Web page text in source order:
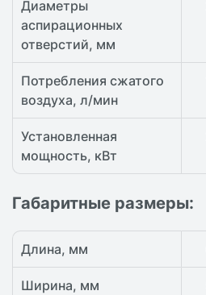
Диаметры
аспирационных
отверстий, мм
Потребления сжатого
воздуха, л/мин
Установленная
мощность, кВт
Габаритные размеры:
Длина, мм
Ширина, мм